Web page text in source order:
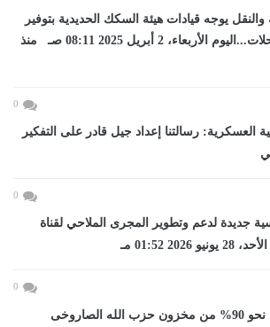
والنقل يوجه قيادات هيئة السكك الحديدية بتوفير
أماكن في رحلات...اليوم الأربعاء، 2 أبريل 2025 08:11 صـ منذ
0
العسكرية: رسالتنا إعداد جيل قادر على التفكير
0
جديدة لدعم وتطوير المجرى الملاحي لقناة
2026 01:52 مـ
0
الصاروخى